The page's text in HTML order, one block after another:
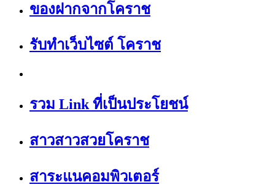
ของฝากจากโคราช
รับทำเว็บไซต์ โคราช
รวม Link ที่เป็นประโยชน์
สาวสาวสวยโคราช
สาระแนคอมพิวเตอร์